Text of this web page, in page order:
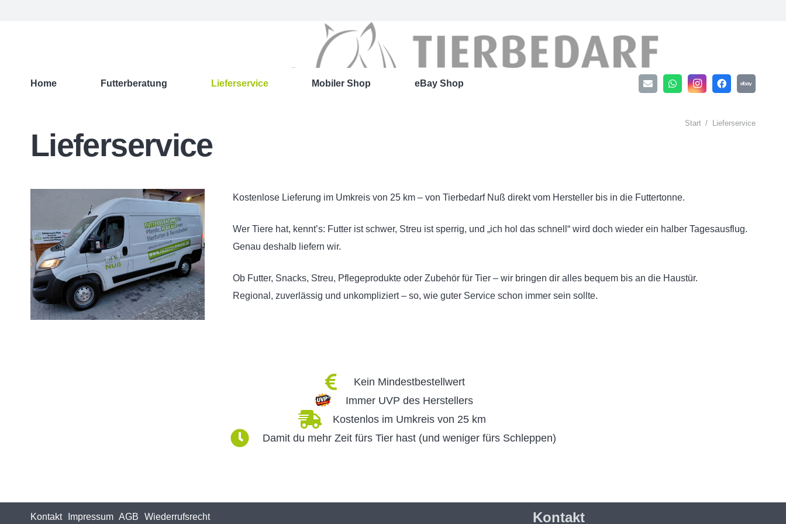
Home Futterberatung Lieferservice Mobiler Shop eBay Shop
Start / Lieferservice
Lieferservice
Kostenlose Lieferung im Umkreis von 25 km – von Tierbedarf Nuß direkt vom Hersteller bis in die Futtertonne.
Wer Tiere hat, kennt’s: Futter ist schwer, Streu ist sperrig, und „ich hol das schnell“ wird doch wieder ein halber Tagesausflug.
Genau deshalb liefern wir.
Ob Futter, Snacks, Streu, Pflegeprodukte oder Zubehör für Tier – wir bringen dir alles bequem bis an die Haustür.
Regional, zuverlässig und unkompliziert – so, wie guter Service schon immer sein sollte.
Kein Mindestbestellwert
Immer UVP des Herstellers
Kostenlos im Umkreis von 25 km
Damit du mehr Zeit fürs Tier hast (und weniger fürs Schleppen)
Kontakt Impressum AGB Wiederrufsrecht Kontakt